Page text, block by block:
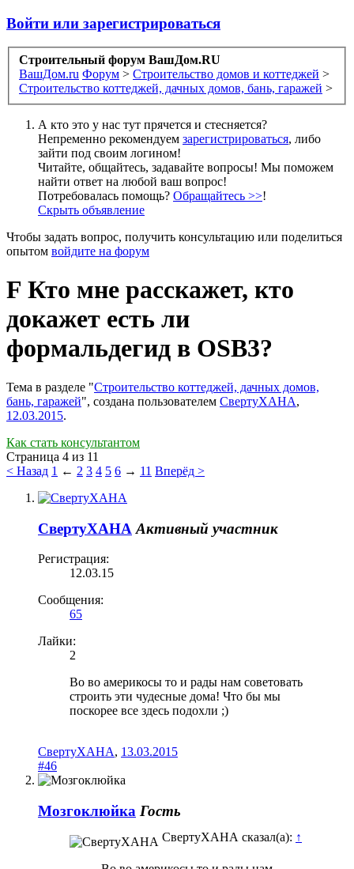
Войти или зарегистрироваться
Строительный форум ВашДом.RU
ВашДом.ru Форум > Строительство домов и коттеджей >
Строительство коттеджей, дачных домов, бань, гаражей >
А кто это у нас тут прячется и стесняется?
Непременно рекомендуем зарегистрироваться, либо
зайти под своим логином!
Читайте, общайтесь, задавайте вопросы! Мы поможем
найти ответ на любой ваш вопрос!
Потребовалась помощь? Обращайтесь >>!
Скрыть объявление
Чтобы задать вопрос, получить консультацию или поделиться
опытом войдите на форум
F Кто мне расскажет, кто
докажет есть ли
формальдегид в OSB3?
Тема в разделе "Строительство коттеджей, дачных домов,
бань, гаражей", создана пользователем СвертуХАНА,
12.03.2015.
Как стать консультантом
Страница 4 из 11
< Назад 1 ← 2 3 4 5 6 → 11 Вперёд >
СвертуХАНА Активный участник
Регистрация:
12.03.15
Сообщения:
65
Лайки:
2
Во во америкосы то и рады нам советовать
строить эти чудесные дома! Что бы мы
поскорее все здесь подохли ;)
СвертуХАНА, 13.03.2015
#46
Мозгоклюйка Гость
СвертуХАНА сказал(а): ↑